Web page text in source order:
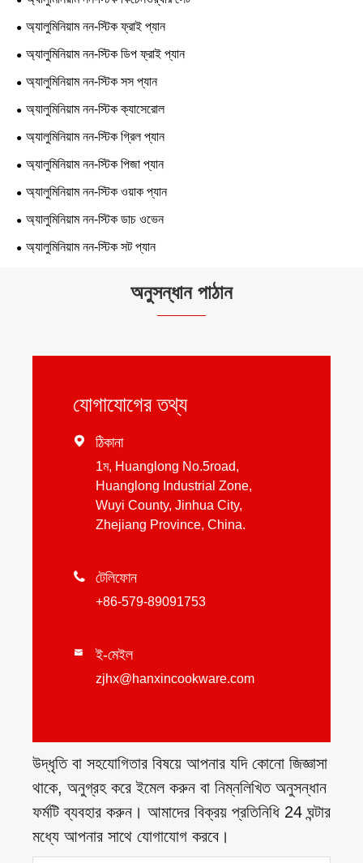
অ্যালুমিনিয়াম নন-স্টিক ফ্রাই প্যান
অ্যালুমিনিয়াম নন-স্টিক ডিপ ফ্রাই প্যান
অ্যালুমিনিয়াম নন-স্টিক সস প্যান
অ্যালুমিনিয়াম নন-স্টিক ক্যাসেরোল
অ্যালুমিনিয়াম নন-স্টিক গ্রিল প্যান
অ্যালুমিনিয়াম নন-স্টিক পিজা প্যান
অ্যালুমিনিয়াম নন-স্টিক ওয়াক প্যান
অ্যালুমিনিয়াম নন-স্টিক ডাচ ওভেন
অ্যালুমিনিয়াম নন-স্টিক সট প্যান
অনুসন্ধান পাঠান
যোগাযোগের তথ্য
 ঠিকানা
1ম, Huanglong No.5road,
Huanglong Industrial Zone,
Wuyi County, Jinhua City,
Zhejiang Province, China.
 টেলিফোন
+86-579-89091753
 ই-মেইল
zjhx@hanxincookware.com
উদ্ধৃতি বা সহযোগিতার বিষয়ে আপনার যদি কোনো জিজ্ঞাসা
থাকে, অনুগ্রহ করে ইমেল করুন বা নিম্নলিখিত অনুসন্ধান
ফর্মটি ব্যবহার করুন। আমাদের বিক্রয় প্রতিনিধি 24 ঘন্টার
মধ্যে আপনার সাথে যোগাযোগ করবে।